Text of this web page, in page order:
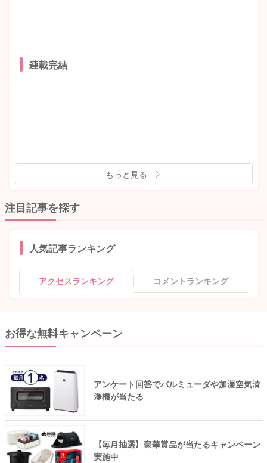
連載完結
もっと見る
注目記事を探す
人気記事ランキング
アクセスランキング コメントランキング
お得な無料キャンペーン
アンケート回答でバルミューダや加湿空気清
浄機が当たる
【毎月抽選】豪華賞品が当たるキャンペーン
実施中